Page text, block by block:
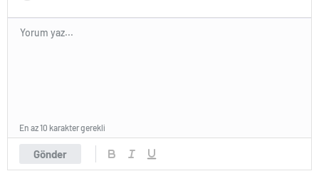
Gönder
En az 10 karakter gerekli